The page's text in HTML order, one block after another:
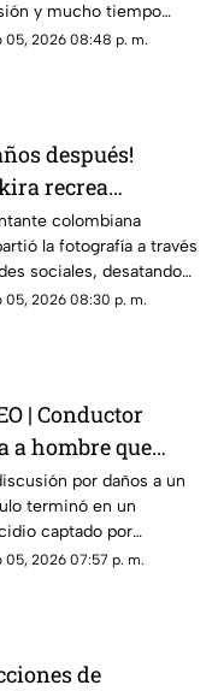
y mucho tiempo
05, 2026 08:48 p. m.
después!
recrea
meme; esta es
de la
colombiana
la fotografía a través
sociales, desatando
de comentarios.
05, 2026 08:30 p. m.
| Conductor
a hombre que
su espejo
por daños a un
terminó en un
captado por
05, 2026 07:57 p. m.
de